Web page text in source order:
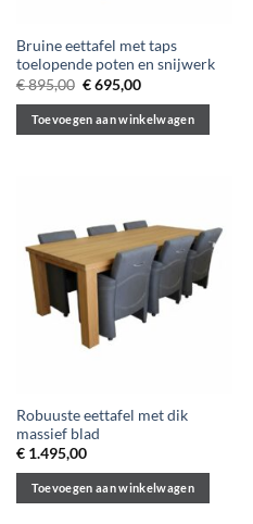
Bruine eettafel met taps
toelopende poten en snijwerk
€895,00 Oorspronkelijke
€ 895,00.
€695,00Huidige
is:
€ 695,00.
Toevoegen aan winkelwagen
Robuuste eettafel met dik
massief blad
€1.495,00
Toevoegen aan winkelwagen